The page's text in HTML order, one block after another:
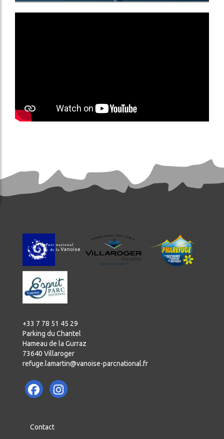
+33 7 78 51 45 29
Parking du Chantel
Hameau de la Gurraz
73640 Villaroger
refuge.lamartin@vanoise-parcnational.fr
Contact